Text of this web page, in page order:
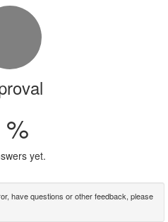
yet.
have questions or other feedback, please